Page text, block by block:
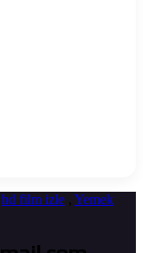
hd film izle , Yemek